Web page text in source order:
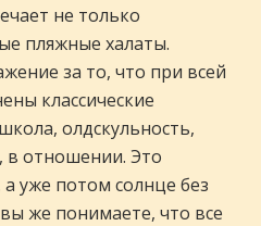
не только
пляжные халаты.
за то, что при всей
классические
олдскульность,
в отношении. Это
уже потом солнце без
же понимаете, что все